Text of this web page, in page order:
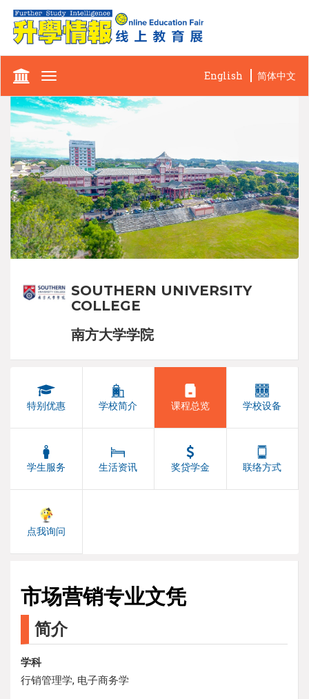
Toggle
English 简体中文
SOUTHERN UNIVERSITY
COLLEGE
南方大学学院
特别优惠 学校简介 课程总览 学校设备
学生服务 生活资讯 奖贷学金 联络方式
点我询问
市场营销专业文凭
简介
学科
行销管理学, 电子商务学